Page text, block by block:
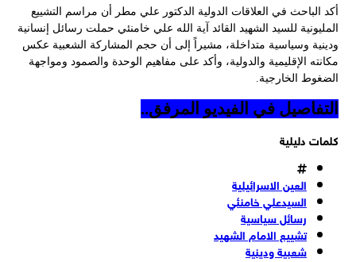
الباحث في العلاقات الدولية الدكتور علي مطر أن مراسم التشييع
للسيد الشهيد القائد آية الله علي خامنئي حملت رسائل إنسانية
وسياسية متداخلة، مشيراً إلى أن حجم المشاركة الشعبية عكس
الإقليمية والدولية، وأكد على مفاهيم الوحدة والصمود ومواجهة
الخارجية.
في الفيديو المرفق..
دليلية
العين الاسرائيلية
السيدعلي خامنئي
رسائل سياسية
تشييع الامام الشهيد
شعبية ودينية